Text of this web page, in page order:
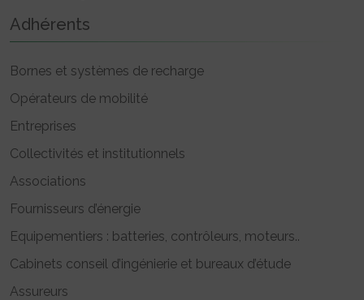
Adhérents
Bornes et systèmes de recharge
Opérateurs de mobilité
Entreprises
Collectivités et institutionnels
Associations
Fournisseurs d’énergie
Equipementiers : batteries, contrôleurs, moteurs..
Cabinets conseil d’ingénierie et bureaux d’étude
Assureurs